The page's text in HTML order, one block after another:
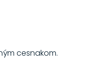
cesnakom.